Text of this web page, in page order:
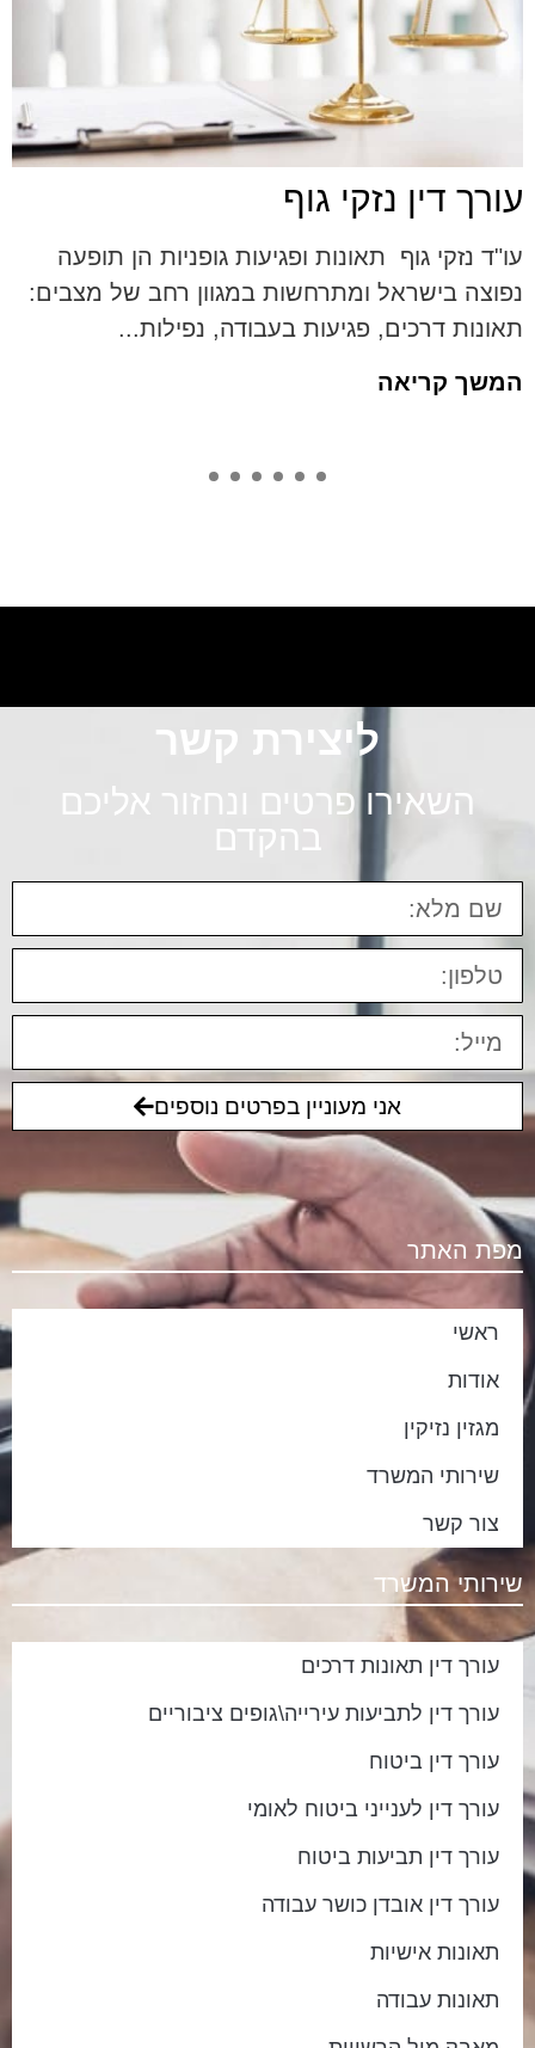
עורך דין נזקי גוף
עו"ד נזקי גוף תאונות ופגיעות גופניות הן תופעה
נפוצה בישראל ומתרחשות במגוון רחב של מצבים:
תאונות דרכים, פגיעות בעבודה, נפילות...
המשך קריאה
ליצירת קשר
השאירו פרטים ונחזור אליכם
בהקדם
אני מעוניין בפרטים נוספים
מפת האתר
ראשי
אודות
מגזין נזיקין
שירותי המשרד
צור קשר
שירותי המשרד
עורך דין תאונות דרכים
עורך דין לתביעות עירייה\גופים ציבוריים
עורך דין ביטוח
עורך דין לענייני ביטוח לאומי
עורך דין תביעות ביטוח
עורך דין אובדן כושר עבודה
תאונות אישיות
תאונות עבודה